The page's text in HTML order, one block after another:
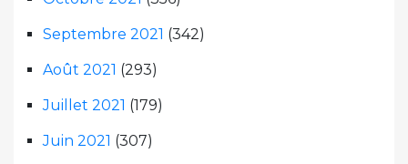
Septembre 2021 (342)
Août 2021 (293)
Juillet 2021 (179)
Juin 2021 (307)